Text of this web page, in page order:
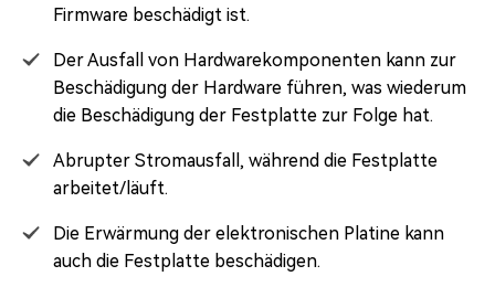
Firmware beschädigt ist.
Der Ausfall von Hardwarekomponenten kann zur
Beschädigung der Hardware führen, was wiederum
die Beschädigung der Festplatte zur Folge hat.
Abrupter Stromausfall, während die Festplatte
arbeitet/läuft.
Die Erwärmung der elektronischen Platine kann
auch die Festplatte beschädigen.